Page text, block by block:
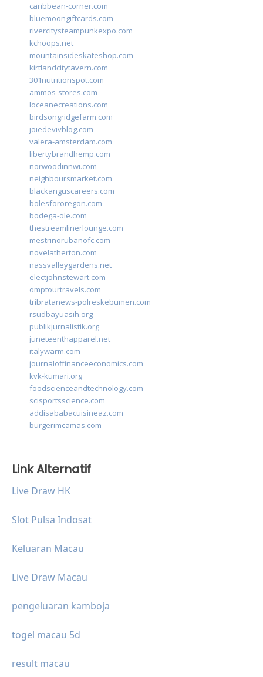
caribbean-corner.com
bluemoongiftcards.com
rivercitysteampunkexpo.com
kchoops.net
mountainsideskateshop.com
kirtlandcitytavern.com
301nutritionspot.com
ammos-stores.com
loceanecreations.com
birdsongridgefarm.com
joiedevivblog.com
valera-amsterdam.com
libertybrandhemp.com
norwoodinnwi.com
neighboursmarket.com
blackanguscareers.com
bolesfororegon.com
bodega-ole.com
thestreamlinerlounge.com
mestrinorubanofc.com
novelatherton.com
nassvalleygardens.net
electjohnstewart.com
omptourtravels.com
tribratanews-polreskebumen.com
rsudbayuasih.org
publikjurnalistik.org
juneteenthapparel.net
italywarm.com
journaloffinanceeconomics.com
kvk-kumari.org
foodscienceandtechnology.com
scisportsscience.com
addisababacuisineaz.com
burgerimcamas.com
Link Alternatif
Live Draw HK
Slot Pulsa Indosat
Keluaran Macau
Live Draw Macau
pengeluaran kamboja
togel macau 5d
result macau